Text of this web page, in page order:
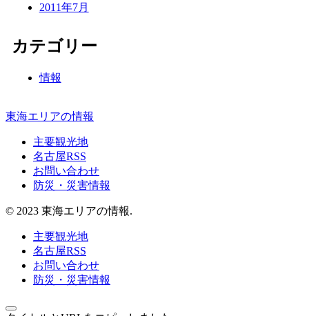
2011年7月
カテゴリー
情報
東海エリアの情報
主要観光地
名古屋RSS
お問い合わせ
防災・災害情報
© 2023 東海エリアの情報.
主要観光地
名古屋RSS
お問い合わせ
防災・災害情報